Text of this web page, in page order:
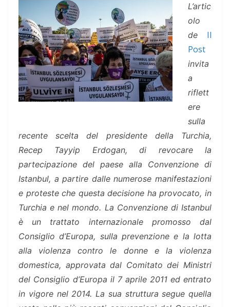
L’artic
olo
de Il
Post
invita
a
riflett
ere
sulla
recente scelta del presidente della Turchia,
Recep Tayyip Erdogan, di revocare la
partecipazione del paese alla Convenzione di
Istanbul, a partire dalle numerose manifestazioni
e proteste che questa decisione ha provocato, in
Turchia e nel mondo. La Convenzione di Istanbul
è un trattato internazionale promosso dal
Consiglio d’Europa, sulla prevenzione e la lotta
alla violenza contro le donne e la violenza
domestica, approvata dal Comitato dei Ministri
del Consiglio d’Europa il 7 aprile 2011 ed entrato
in vigore nel 2014. La sua struttura segue quella